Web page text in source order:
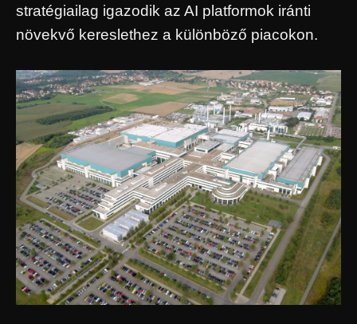
stratégiailag igazodik az AI platformok iránti
növekvő kereslethez a különböző piacokon.